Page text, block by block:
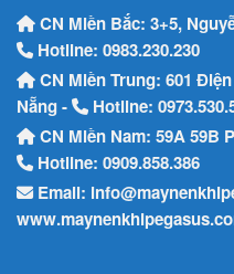
CN Miền Bắc: 3+5,
Hotline: 0983.230.230
CN Miền Trung: 601
Nẵng -
Hotline:
CN Miền Nam: 59A 59B
Hotline: 0909.858.386
Email: